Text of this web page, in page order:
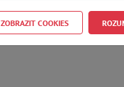
ZOBRAZIT COOKIES